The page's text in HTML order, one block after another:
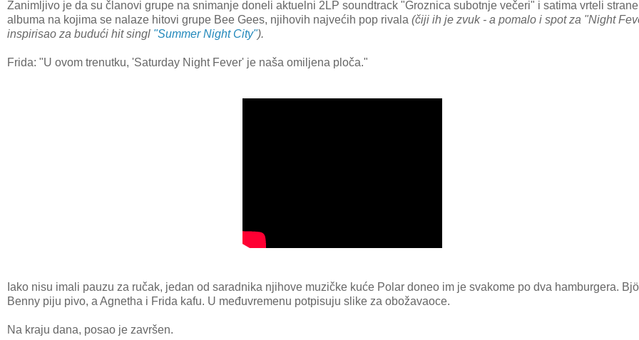
Zanimljivo je da su članovi grupe na snimanje doneli aktuelni 2LP soundtrack "Groznica subotnje večeri" i satima vrteli strane
albuma na kojima se nalaze hitovi grupe Bee Gees, njihovih najvećih pop rivala (čiji ih je zvuk - a pomalo i spot za "Night
inspirisao za budući hit singl "Summer Night City").
Frida: "U ovom trenutku, 'Saturday Night Fever' je naša omiljena ploča."
Iako nisu imali pauzu za ručak, jedan od saradnika njihove muzičke kuće Polar doneo im je svakome po dva hamburgera.
Benny piju pivo, a Agnetha i Frida kafu. U međuvremenu potpisuju slike za obožavaoce.
Na kraju dana, posao je završen.